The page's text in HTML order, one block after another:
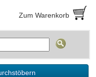
Zum Warenkorb